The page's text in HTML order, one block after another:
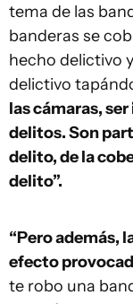
tema de las
banderas se
hecho delictivo
delictivo
las cámaras,
delitos. Son
delito, de la
delito”.
“Pero además,
efecto
te robo una